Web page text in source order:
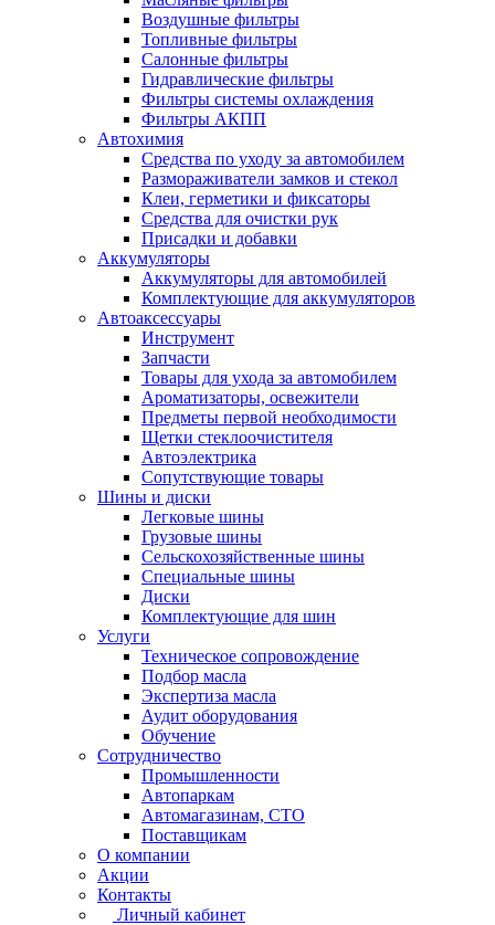
Воздушные фильтры
Топливные фильтры
Салонные фильтры
Гидравлические фильтры
Фильтры системы охлаждения
Фильтры АКПП
Автохимия
Средства по уходу за автомобилем
Размораживатели замков и стекол
Клеи, герметики и фиксаторы
Средства для очистки рук
Присадки и добавки
Аккумуляторы
Аккумуляторы для автомобилей
Комплектующие для аккумуляторов
Автоаксессуары
Инструмент
Запчасти
Товары для ухода за автомобилем
Ароматизаторы, освежители
Предметы первой необходимости
Щетки стеклоочистителя
Автоэлектрика
Сопутствующие товары
Шины и диски
Легковые шины
Грузовые шины
Сельскохозяйственные шины
Специальные шины
Диски
Комплектующие для шин
Услуги
Техническое сопровождение
Подбор масла
Экспертиза масла
Аудит оборудования
Обучение
Сотрудничество
Промышленности
Автопаркам
Автомагазинам, СТО
Поставщикам
О компании
Акции
Контакты
Личный кабинет